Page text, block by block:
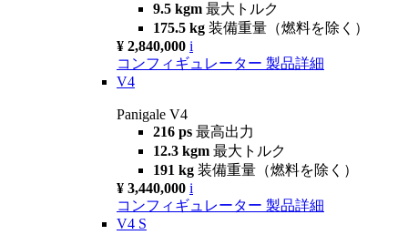
9.5 kgm 最大トルク
175.5 kg 装備重量（燃料を除く）
¥ 2,840,000 i
コンフィギュレーター 製品詳細
V4
Panigale V4
216 ps 最高出力
12.3 kgm 最大トルク
191 kg 装備重量（燃料を除く）
¥ 3,440,000 i
コンフィギュレーター 製品詳細
V4 S